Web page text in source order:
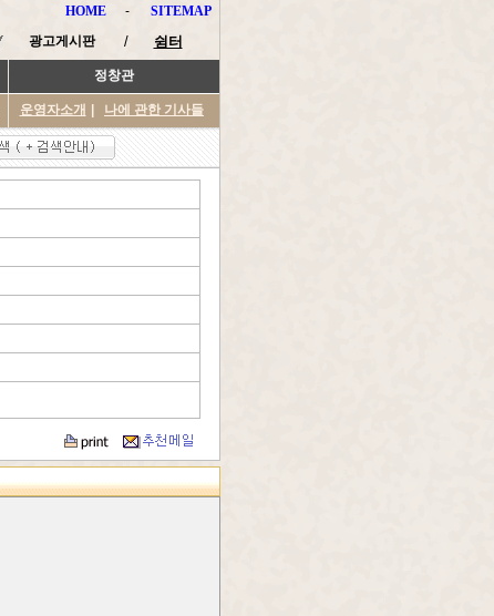
HOME - SITEMAP
광고게시판 / 쉼터
정창관
운영자소개 나에 관한 기사들